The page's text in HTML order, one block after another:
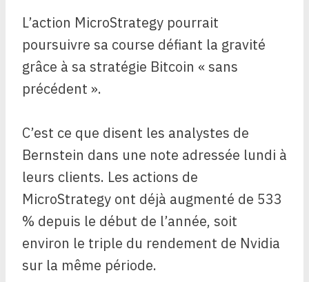
L’action MicroStrategy pourrait
poursuivre sa course défiant la gravité
grâce à sa stratégie Bitcoin « sans
précédent ».
C’est ce que disent les analystes de
Bernstein dans une note adressée lundi à
leurs clients. Les actions de
MicroStrategy ont déjà augmenté de 533
% depuis le début de l’année, soit
environ le triple du rendement de Nvidia
sur la même période.